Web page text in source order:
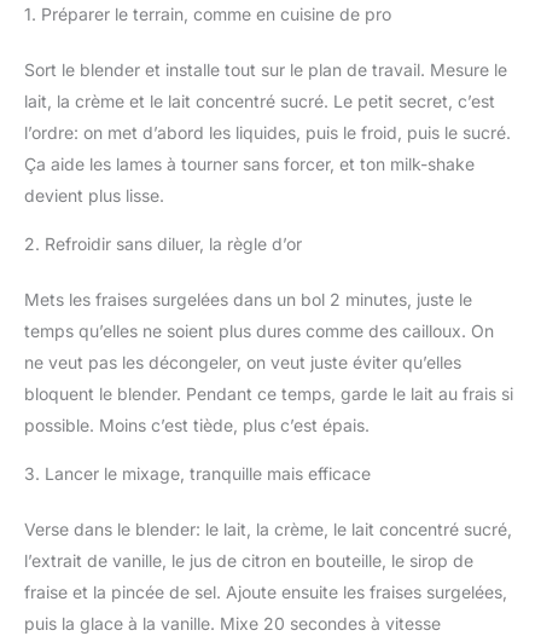
1. Préparer le terrain, comme en cuisine de pro
Sort le blender et installe tout sur le plan de travail. Mesure le
lait, la crème et le lait concentré sucré. Le petit secret, c’est
l’ordre: on met d’abord les liquides, puis le froid, puis le sucré.
Ça aide les lames à tourner sans forcer, et ton milk-shake
devient plus lisse.
2. Refroidir sans diluer, la règle d’or
Mets les fraises surgelées dans un bol 2 minutes, juste le
temps qu’elles ne soient plus dures comme des cailloux. On
ne veut pas les décongeler, on veut juste éviter qu’elles
bloquent le blender. Pendant ce temps, garde le lait au frais si
possible. Moins c’est tiède, plus c’est épais.
3. Lancer le mixage, tranquille mais efficace
Verse dans le blender: le lait, la crème, le lait concentré sucré,
l’extrait de vanille, le jus de citron en bouteille, le sirop de
fraise et la pincée de sel. Ajoute ensuite les fraises surgelées,
puis la glace à la vanille. Mixe 20 secondes à vitesse